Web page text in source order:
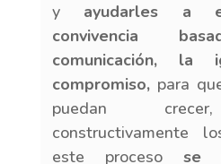
y ayudarles a
convivencia
comunicación,
compromiso, para
puedan
constructivamente
este proceso se